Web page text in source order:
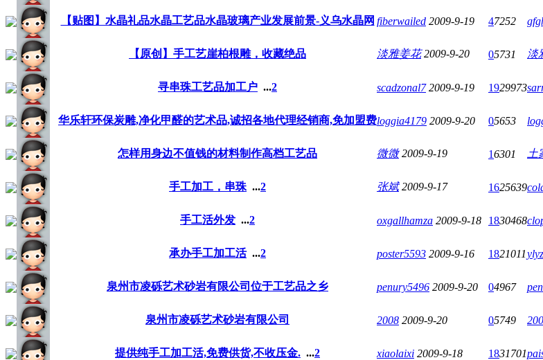
【贴图】水晶礼品水晶工艺品水晶玻璃产业发展前景-义乌水晶网 fiberwailed 2009-9-19 47252
【原创】手工艺崖柏根雕，收藏绝品 淡雅姜花 2009-9-20 05731 淡
寻串珠工艺品加工户 ...2 scadzonal7 2009-9-19 1929973
华乐轩环保炭雕,净化甲醛的艺术品,诚招各地代理经销商,免加盟费loggia4179 2009-9-20 05653
怎样用身边不值钱的材料制作高档工艺品 微微 2009-9-19 16301 土
手工加工，串珠 ...2 张斌 2009-9-17 1625639
手工活外发 ...2 oxgallhamza 2009-9-18 1830468
承办手工加工活 ...2 poster5593 2009-9-16 1821011
泉州市凌砾艺术砂岩有限公司位于工艺品之乡 penury5496 2009-9-20 04967
泉州市凌砾艺术砂岩有限公司 2008 2009-9-20 05749
提供纯手工加工活,免费供货,不收压金. ...2 xiaolaixi 2009-9-18 1831701